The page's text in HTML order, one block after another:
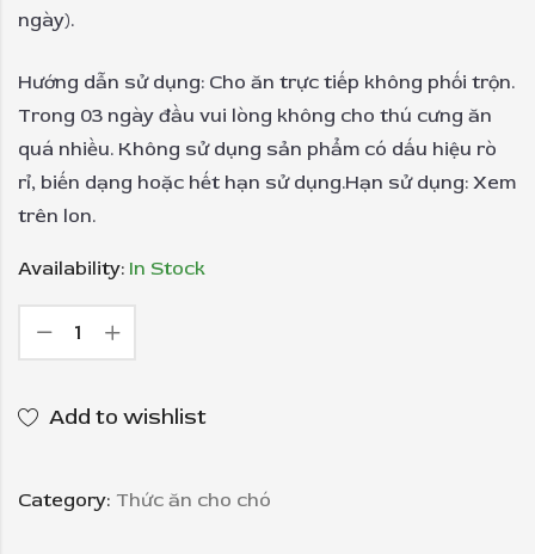
ngày).
Hướng dẫn sử dụng: Cho ăn trực tiếp không phối trộn.
Trong 03 ngày đầu vui lòng không cho thú cưng ăn
quá nhiều. Không sử dụng sản phẩm có dấu hiệu rò
rỉ, biến dạng hoặc hết hạn sử dụng.Hạn sử dụng: Xem
trên lon.
Availability: In Stock
Add to wishlist
Category: Thức ăn cho chó